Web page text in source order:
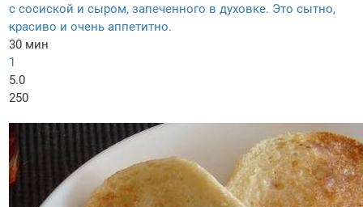
с сосиской и сыром, запеченного в духовке. Это сытно,
красиво и очень аппетитно.
30 мин
1
5.0
250